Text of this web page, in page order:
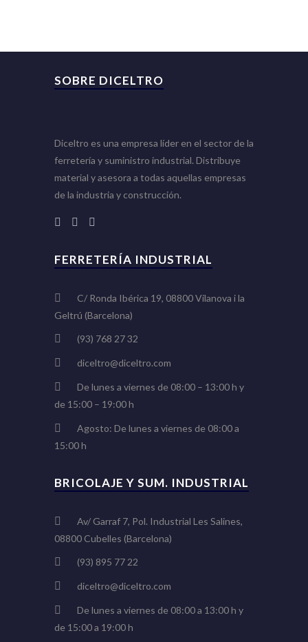
SOBRE DICELTRO
Diceltro es una empresa líder en el sector de la
ferretería y suministro industrial. Distribuye
material y asesora a todas aquellas empresas
de la industria y construcción.
FERRETERÍA INDUSTRIAL
C/ Ronda Ibérica 19, 08800 Vilanova i la
Geltrú (Barcelona)
(93) 768 27 32
diceltro@diceltro.com
De lunes a viernes de 08:00 – 13:00 h y
de 15:00 – 19:00 h
Agosto: De lunes a viernes de 08:00 a
15:00 h
BRICOLAJE Y SUM. INDUSTRIAL
Av/ Garraf 7, Pol. Industrial Les Salines,
08800 Cubelles (Barcelona)
(93) 895 77 22
diceltro@diceltro.com
De lunes a viernes de 08:00 a 13:00 h y
de 15:00 a 19:00 h